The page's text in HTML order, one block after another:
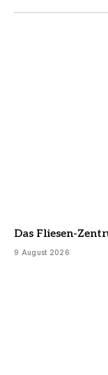
Das Fliesen-
9 August 2026